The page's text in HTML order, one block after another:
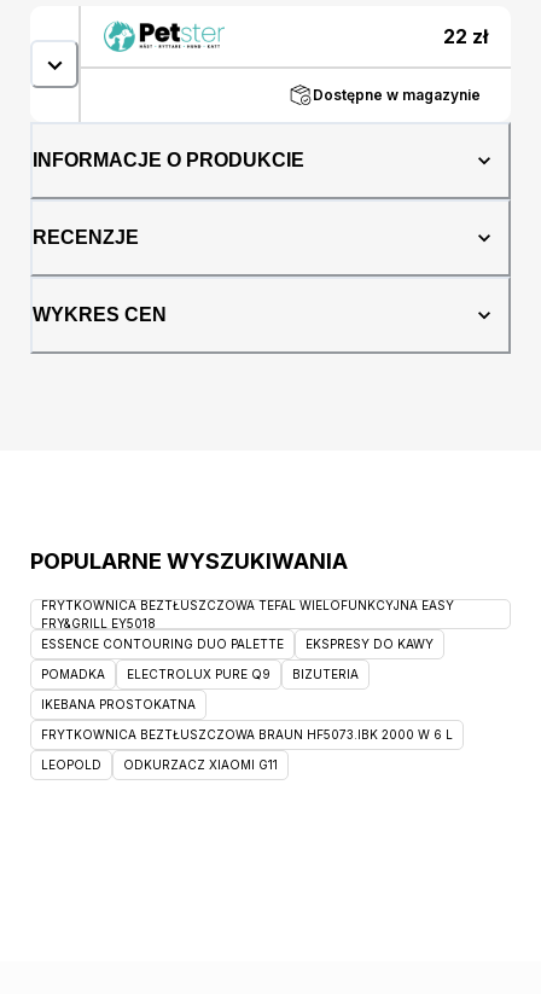
22 zł
Dostępne w magazynie
INFORMACJE O PRODUKCIE
RECENZJE
WYKRES CEN
POPULARNE WYSZUKIWANIA
FRYTKOWNICA BEZTŁUSZCZOWA TEFAL WIELOFUNKCYJNA EASY
FRY&GRILL EY5018
ESSENCE CONTOURING DUO PALETTE
EKSPRESY DO KAWY
POMADKA ELECTROLUX PURE Q9 BIZUTERIA
IKEBANA PROSTOKATNA
FRYTKOWNICA BEZTŁUSZCZOWA BRAUN HF5073.IBK 2000 W 6 L
LEOPOLD ODKURZACZ XIAOMI G11